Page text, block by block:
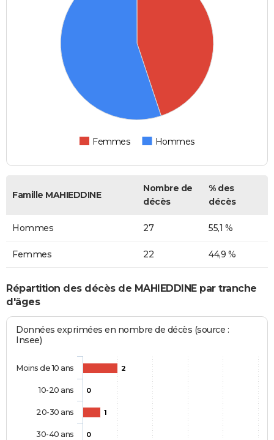
Femmes Hommes
Famille MAHIEDDINE
Nombre de
décès
% des
décès
Hommes 27 55,1 %
Femmes 22 44,9 %
Répartition des décès de MAHIEDDINE par tranche
d'âges
Données exprimées en nombre de décès (source :
Insee)
2
0
1
0
Moins de 10 ans
10-20 ans
20-30 ans
30-40 ans